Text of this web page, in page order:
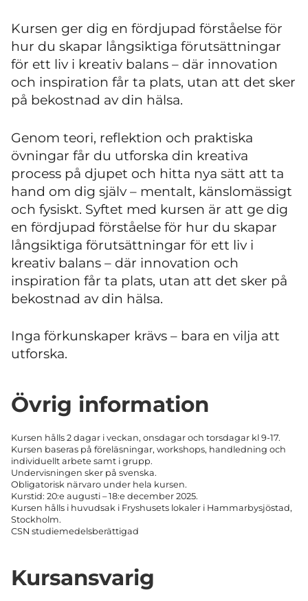
Kursen ger dig en fördjupad förståelse för
hur du skapar långsiktiga förutsättningar
för ett liv i kreativ balans – där innovation
och inspiration får ta plats, utan att det sker
på bekostnad av din hälsa.
Genom teori, reflektion och praktiska
övningar får du utforska din kreativa
process på djupet och hitta nya sätt att ta
hand om dig själv – mentalt, känslomässigt
och fysiskt. Syftet med kursen är att ge dig
en fördjupad förståelse för hur du skapar
långsiktiga förutsättningar för ett liv i
kreativ balans – där innovation och
inspiration får ta plats, utan att det sker på
bekostnad av din hälsa.
Inga förkunskaper krävs – bara en vilja att
utforska.
Övrig information
Kursen hålls 2 dagar i veckan, onsdagar och torsdagar kl 9-17.
Kursen baseras på föreläsningar, workshops, handledning och
individuellt arbete samt i grupp.
Undervisningen sker på svenska.
Obligatorisk närvaro under hela kursen.
Kurstid: 20:e augusti – 18:e december 2025.
Kursen hålls i huvudsak i Fryshusets lokaler i Hammarbysjöstad,
Stockholm.
CSN studiemedelsberättigad
Kursansvarig